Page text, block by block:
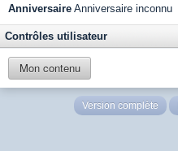
Anniversaire Anniversaire inconnu
Contrôles utilisateur
Mon contenu
Version complète